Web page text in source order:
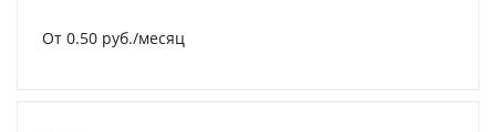
От 0.50 руб./месяц